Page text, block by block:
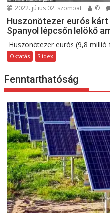
2022. július 02. szombat ©
Huszonötezer eurós
Spanyol lépcsőn lelökő
Huszonötezer eurós (9,8
Oktatás Slidex
Fenntarthatóság